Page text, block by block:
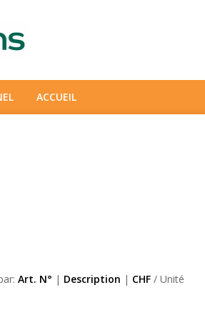
ACCUEIL
Art. N° | Description | CHF / Unité